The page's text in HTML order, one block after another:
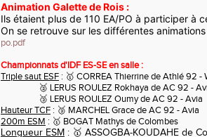
Animation Galette de Rois :
Ils étaient plus de 110 EA/PO à participer à
On se retrouve sur les différentes
po.pdf
Championnats d'IDF ES-SE en salle :
Triple saut ESF : 🥇 CORREA Thierrine de Athlé 92 -
🥈 LERUS ROULEZ Rokhaya de AC 92 -
🥉 LERUS ROULEZ Oumy de AC 92 - Avia
Hauteur TCF : 🥉 MARCHEL Grace de AC 92 - Avia
200m ESM : 🥇 BOGAT Mathys de Colombes
Longueur ESM : 🥇 ASSOGBA-KOUDAHE de